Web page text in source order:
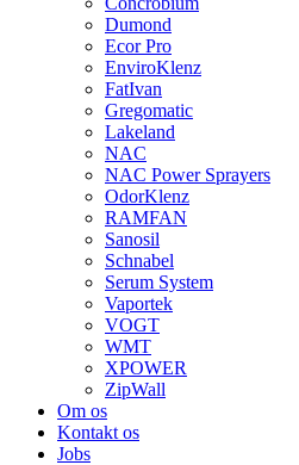
Dumond
Ecor Pro
EnviroKlenz
FatIvan
Gregomatic
Lakeland
NAC
NAC Power Sprayers
OdorKlenz
RAMFAN
Sanosil
Schnabel
Serum System
Vaportek
VOGT
WMT
XPOWER
ZipWall
Om os
Kontakt os
Jobs